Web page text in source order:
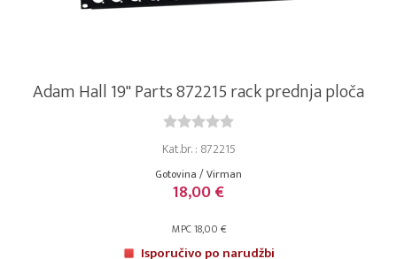
Adam Hall 19" Parts 872215 rack prednja ploča
Kat.br. : 872215
Gotovina / Virman
18,00 €
MPC 18,00 €
Isporučivo po narudžbi